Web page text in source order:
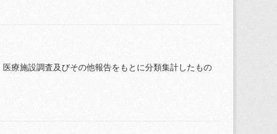
療施設調査及びその他報告をもとに分類集計したもの